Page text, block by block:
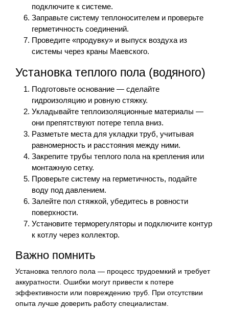
подключите к системе.
Заправьте систему теплоносителем и проверьте
герметичность соединений.
Проведите «продувку» и выпуск воздуха из
системы через краны Маевского.
Установка теплого пола (водяного)
Подготовьте основание — сделайте
гидроизоляцию и ровную стяжку.
Укладывайте теплоизоляционные материалы —
они препятствуют потере тепла вниз.
Разметьте места для укладки труб, учитывая
равномерность и расстояния между ними.
Закрепите трубы теплого пола на крепления или
монтажную сетку.
Проверьте систему на герметичность, подайте
воду под давлением.
Залейте пол стяжкой, убедитесь в ровности
поверхности.
Установите терморегуляторы и подключите контур
к котлу через коллектор.
Важно помнить
Установка теплого пола — процесс трудоемкий и требует
аккуратности. Ошибки могут привести к потере
эффективности или повреждению труб. При отсутствии
опыта лучше доверить работу специалистам.